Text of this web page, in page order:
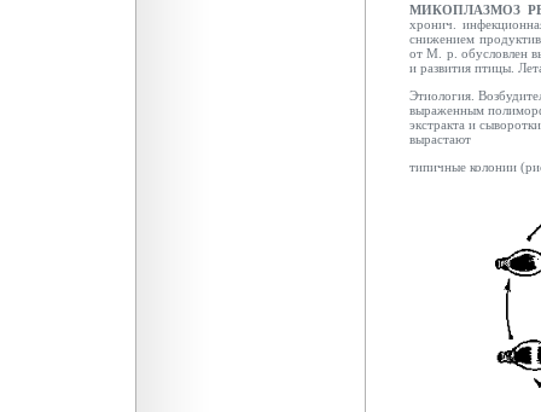
МИКОПЛАЗМОЗ
хронич.
снижением
от М. р. обусловлен
и развития птицы.
Этиология.
выраженным
экстракта и
вырастают
типичные колонии